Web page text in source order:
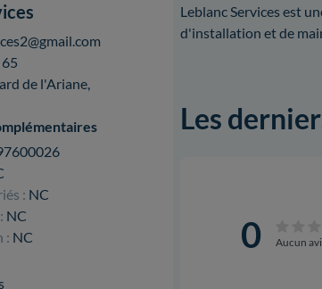
de l'Ariane,
: NC
NC
: NC
Leblanc Services est
d'installation et de
Les
0 Aucun